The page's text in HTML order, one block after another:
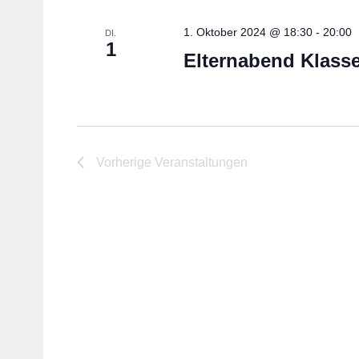
DI.
1
Elternabend
1. Oktober 2024 @ 18:30 - 20:00
Vorherige Veranstaltungen